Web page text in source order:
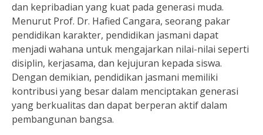
dan kepribadian yang kuat pada generasi muda.
Menurut Prof. Dr. Hafied Cangara, seorang pakar
pendidikan karakter, pendidikan jasmani dapat
menjadi wahana untuk mengajarkan nilai-nilai seperti
disiplin, kerjasama, dan kejujuran kepada siswa.
Dengan demikian, pendidikan jasmani memiliki
kontribusi yang besar dalam menciptakan generasi
yang berkualitas dan dapat berperan aktif dalam
pembangunan bangsa.